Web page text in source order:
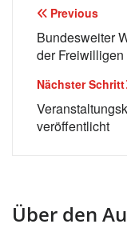
Previous
Bundesweiter
der
Nächster Schritt
veröffentlicht
Über den